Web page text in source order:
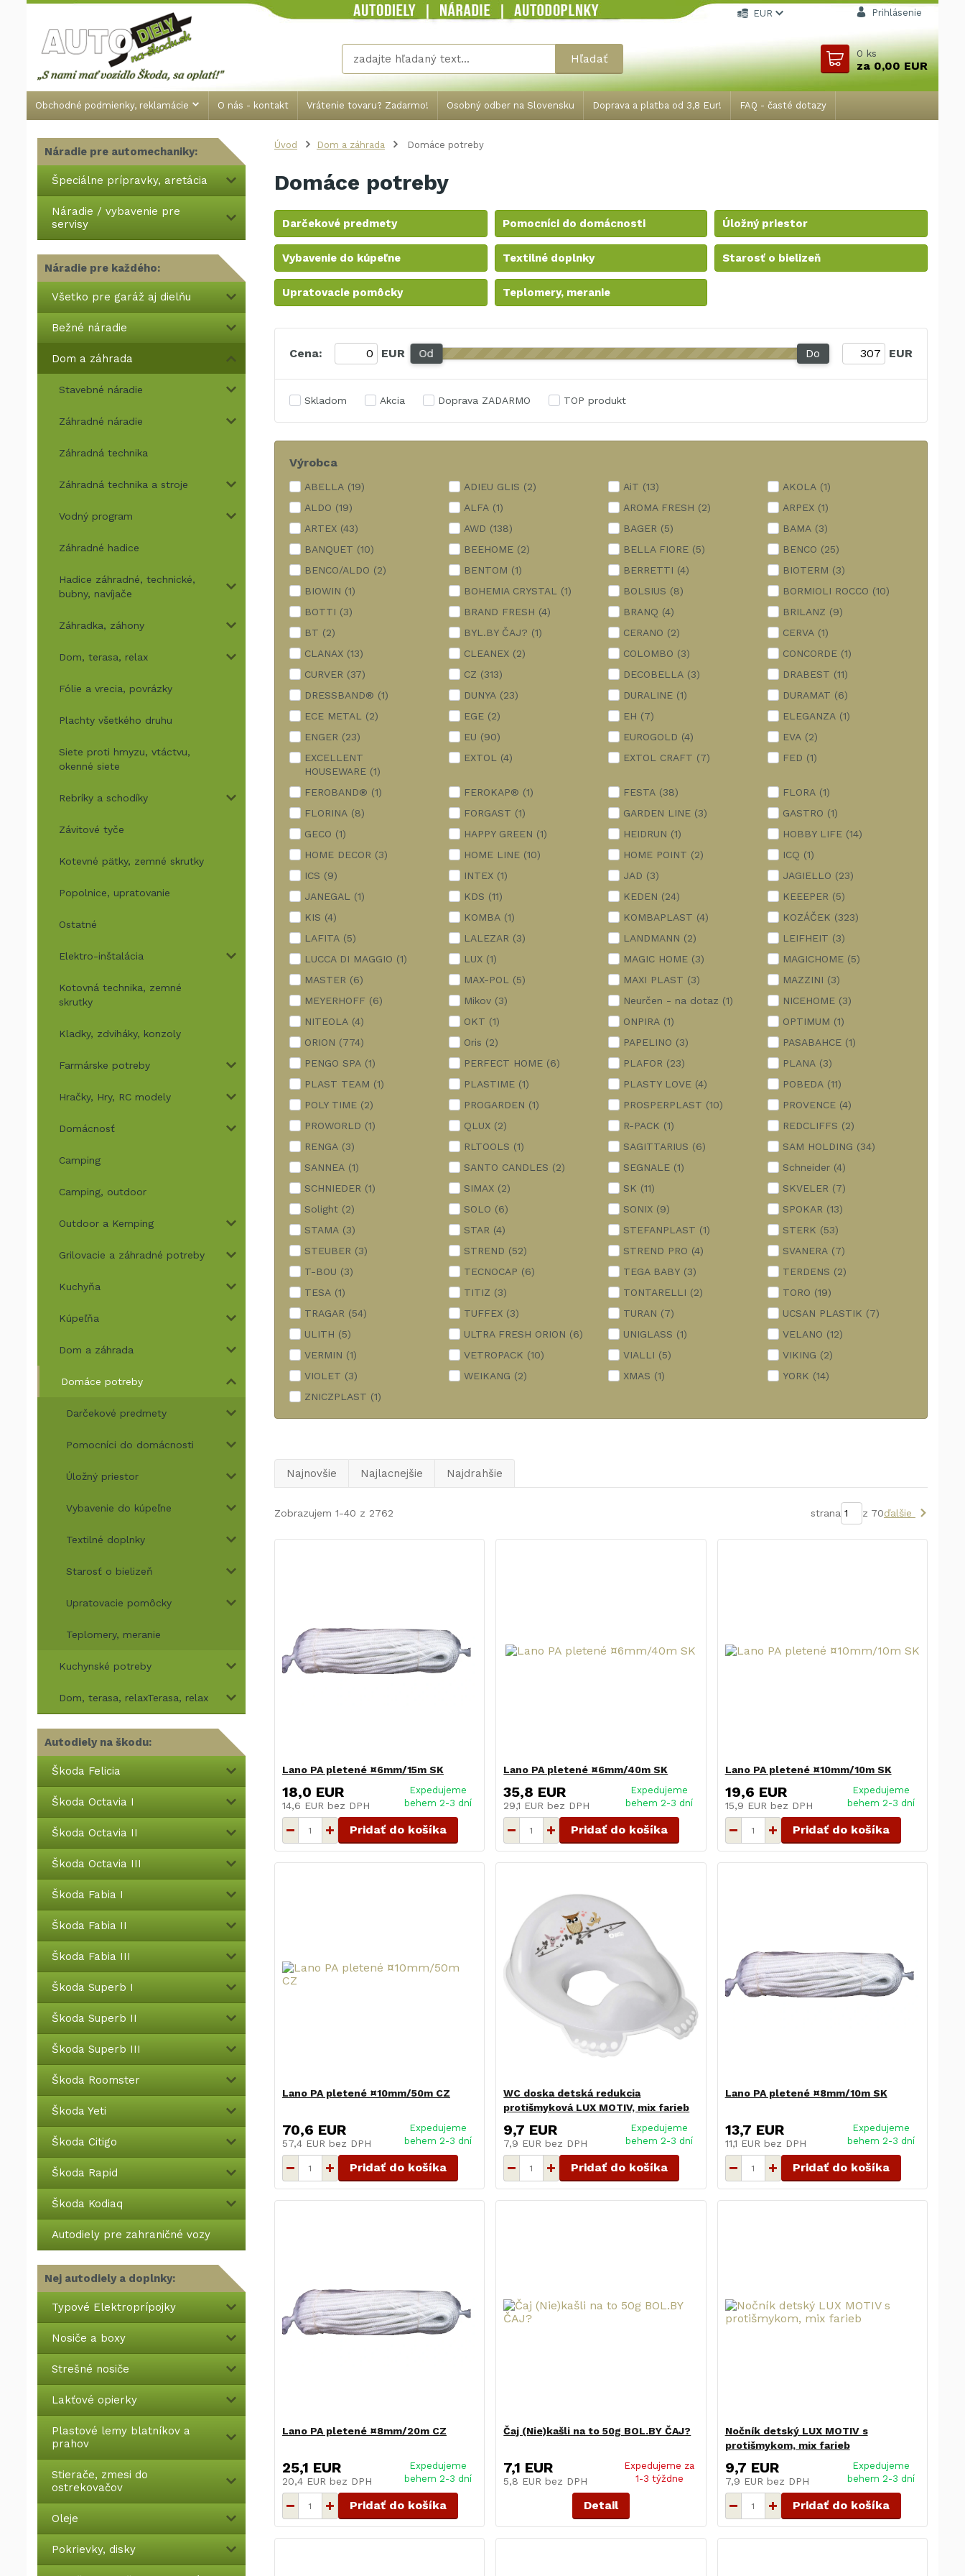
Obchodné podmienky, reklamácie O nás - kontakt Vrátenie tovaru? Zadarmo! Osobný odber na Slovensku Doprava a platba od 3,8 Eur! FAQ - časté dotazy
EUR Prihlásenie
Hľadať 0ks
za0,00 EUR
Náradie pre automechaniky:
Špeciálne prípravky, aretácia
Náradie / vybavenie pre
servisy
Náradie pre každého:
Všetko pre garáž aj dielňu
Bežné náradie
Dom a záhrada
Stavebné náradie
Záhradné náradie
Záhradná technika
Záhradná technika a stroje
Vodný program
Záhradné hadice
Hadice záhradné, technické,
bubny, navíjače
Záhradka, záhony
Dom, terasa, relax
Fólie a vrecia, povrázky
Plachty všetkého druhu
Siete proti hmyzu, vtáctvu,
okenné siete
Rebríky a schodíky
Závitové tyče
Kotevné pätky, zemné skrutky
Popolnice, upratovanie
Ostatné
Elektro-inštalácia
Kotovná technika, zemné
skrutky
Kladky, zdviháky, konzoly
Farmárske potreby
Hračky, Hry, RC modely
Domácnosť
Camping
Camping, outdoor
Outdoor a Kemping
Grilovacie a záhradné potreby
Kuchyňa
Kúpeľňa
Dom a záhrada
Domáce potreby
Darčekové predmety
Pomocníci do domácnosti
Úložný priestor
Vybavenie do kúpeľne
Textilné doplnky
Starosť o bielizeň
Upratovacie pomôcky
Teplomery, meranie
Kuchynské potreby
Dom, terasa, relaxTerasa, relax
Autodiely na škodu:
Škoda Felicia
Škoda Octavia I
Škoda Octavia II
Škoda Octavia III
Škoda Fabia I
Škoda Fabia II
Škoda Fabia III
Škoda Superb I
Škoda Superb II
Škoda Superb III
Škoda Roomster
Škoda Yeti
Škoda Citigo
Škoda Rapid
Škoda Kodiaq
Autodiely pre zahraničné vozy
Nej autodiely a doplnky:
Typové Elektroprípojky
Nosiče a boxy
Strešné nosiče
Lakťové opierky
Plastové lemy blatníkov a
prahov
Stierače, zmesi do
ostrekovačov
Oleje
Pokrievky, disky
Úvod Dom a záhrada Domáce potreby
Domáce potreby
Darčekové predmety Pomocníci do domácnosti Úložný priestor
Vybavenie do kúpeľne Textilné doplnky Starosť o bielizeň
Upratovacie pomôcky Teplomery, meranie
Cena: EUR Od Do EUR
Skladom Akcia Doprava ZADARMO TOP produkt
Výrobca
ABELLA (19) ADIEU GLIS (2) AiT (13) AKOLA (1)
ALDO (19) ALFA (1) AROMA FRESH (2) ARPEX (1)
ARTEX (43) AWD (138) BAGER (5) BAMA (3)
BANQUET (10) BEEHOME (2) BELLA FIORE (5) BENCO (25)
BENCO/ALDO (2) BENTOM (1) BERRETTI (4) BIOTERM (3)
BIOWIN (1) BOHEMIA CRYSTAL (1) BOLSIUS (8) BORMIOLI ROCCO (10)
BOTTI (3) BRAND FRESH (4) BRANQ (4) BRILANZ (9)
BT (2) BYL.BY ČAJ? (1) CERANO (2) CERVA (1)
CLANAX (13) CLEANEX (2) COLOMBO (3) CONCORDE (1)
CURVER (37) CZ (313) DECOBELLA (3) DRABEST (11)
DRESSBAND® (1) DUNYA (23) DURALINE (1) DURAMAT (6)
ECE METAL
(2) EGE (2) EH (7) ELEGANZA (1)
ENGER (23) EU (90) EUROGOLD (4) EVA (2)
EXCELLENT
HOUSEWARE (1)
EXTOL (4) EXTOL CRAFT (7) FED (1)
FEROBAND® (1) FEROKAP® (1) FESTA (38) FLORA (1)
FLORINA (8) FORGAST (1) GARDEN LINE (3) GASTRO (1)
GECO (1) HAPPY GREEN (1) HEIDRUN (1) HOBBY LIFE (14)
HOME DECOR (3) HOME LINE (10) HOME POINT (2) ICQ (1)
ICS (9) INTEX (1) JAD (3) JAGIELLO (23)
JANEGAL
(1) KDS (11) KEDEN (24) KEEEPER (5)
KIS (4) KOMBA (1) KOMBAPLAST (4) KOZÁČEK (323)
LAFITA (5) LALEZAR (3) LANDMANN (2) LEIFHEIT (3)
LUCCA DI MAGGIO (1) LUX (1) MAGIC HOME (3) MAGICHOME (5)
MASTER (6) MAX-POL (5) MAXI PLAST (3) MAZZINI (3)
MEYERHOFF (6) Mikov (3) Neurčen - na dotaz (1) NICEHOME (3)
NITEOLA (4) OKT (1) ONPIRA (1) OPTIMUM (1)
ORION (774) Oris (2) PAPELINO (3) PASABAHCE (1)
PENGO SPA (1) PERFECT HOME (6) PLAFOR (23) PLANA (3)
PLAST TEAM (1) PLASTIME (1) PLASTY LOVE (4) POBEDA (11)
POLY TIME (2) PROGARDEN (1) PROSPERPLAST (10) PROVENCE (4)
PROWORLD (1) QLUX (2) R-PACK (1) REDCLIFFS (2)
RENGA (3) RLTOOLS (1) SAGITTARIUS (6) SAM HOLDING (34)
SANNEA (1) SANTO CANDLES (2) SEGNALE (1) Schneider (4)
SCHNIEDER (1) SIMAX (2) SK (11) SKVELER (7)
Solight (2) SOLO (6) SONIX (9) SPOKAR (13)
STAMA (3) STAR (4) STEFANPLAST (1) STERK (53)
STEUBER (3) STREND (52) STREND PRO (4) SVANERA (7)
T-BOU (3) TECNOCAP (6) TEGA BABY (3) TERDENS (2)
TESA (1) TITIZ (3) TONTARELLI (2) TORO (19)
TRAGAR (54) TUFFEX (3) TURAN (7) UCSAN PLASTIK (7)
ULITH (5) ULTRA FRESH ORION (6) UNIGLASS (1) VELANO (12)
VERMIN (1) VETROPACK (10) VIALLI (5) VIKING (2)
VIOLET (3) WEIKANG (2) XMAS (1) YORK (14)
ZNICZPLAST (1)
Najnovšie Najlacnejšie Najdrahšie
Zobrazujem 1-40 z 2762 strana z 70ďalšie
Lano PA pletené ¤6mm/15m SK
18,0 EUR
14,6 EUR bez DPH
Expedujeme
behem 2-3 dní
Pridať do košíka
Lano PA pletené ¤6mm/40m SK
35,8 EUR
29,1 EUR bez DPH
Expedujeme
behem 2-3 dní
Pridať do košíka
Lano PA pletené ¤10mm/10m SK
19,6 EUR
15,9 EUR bez DPH
Expedujeme
behem 2-3 dní
Pridať do košíka
Lano PA pletené ¤10mm/50m CZ
70,6 EUR
57,4 EUR bez DPH
Expedujeme
behem 2-3 dní
Pridať do košíka
WC doska detská redukcia
protišmyková LUX MOTIV, mix farieb
9,7 EUR
7,9 EUR bez DPH
Expedujeme
behem 2-3 dní
Pridať do košíka
Lano PA pletené ¤8mm/10m SK
13,7 EUR
11,1 EUR bez DPH
Expedujeme
behem 2-3 dní
Pridať do košíka
Lano PA pletené ¤8mm/20m CZ
25,1 EUR
20,4 EUR bez DPH
Expedujeme
behem 2-3 dní
Pridať do košíka
Čaj (Nie)kašli na to 50g BOL.BY ČAJ?
7,1 EUR
5,8 EUR bez DPH
Expedujeme za
1-3 týždne
Detail
Nočník detský LUX MOTIV s
protišmykom, mix farieb
9,7 EUR
7,9 EUR bez DPH
Expedujeme
behem 2-3 dní
Pridať do košíka